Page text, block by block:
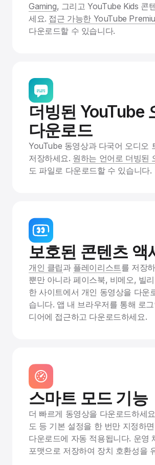
Gaming, 그리고 YouTube Kids 콘
세요. 접근 가능한 YouTube
다운로드할 수 있습니다.
더빙된 YouTube
다운로드
YouTube 동영상과 다국어 오디오
저장하세요. 원하는 언어로 더빙된
도 파일로 다운로드할 수 있습니다.
보호된 콘텐츠 액
개인 클립과 플레이리스트를 저장
뿐만 아니라 페이스북, 비메오, 빌
한 사이트에서 개인 동영상을 다운
습니다. 앱 내 브라우저를 통해 로
디어에 접근하고 다운로드하세요.
스마트 모드 기능
더 빠르게 동영상을 다운로드하세
도 등 기본 설정을 한 번만 지정하
다운로드에 자동 적용됩니다. 운영
포맷으로 저장하여 장치 호환성을